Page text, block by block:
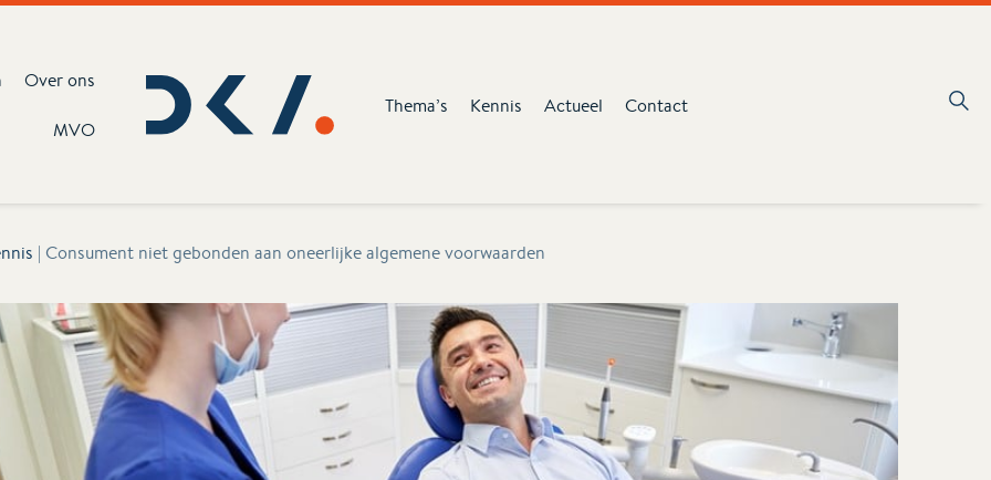
Over ons
MVO
Thema’s Kennis Actueel Contact
| Consument niet gebonden aan oneerlijke algemene voorwaarden